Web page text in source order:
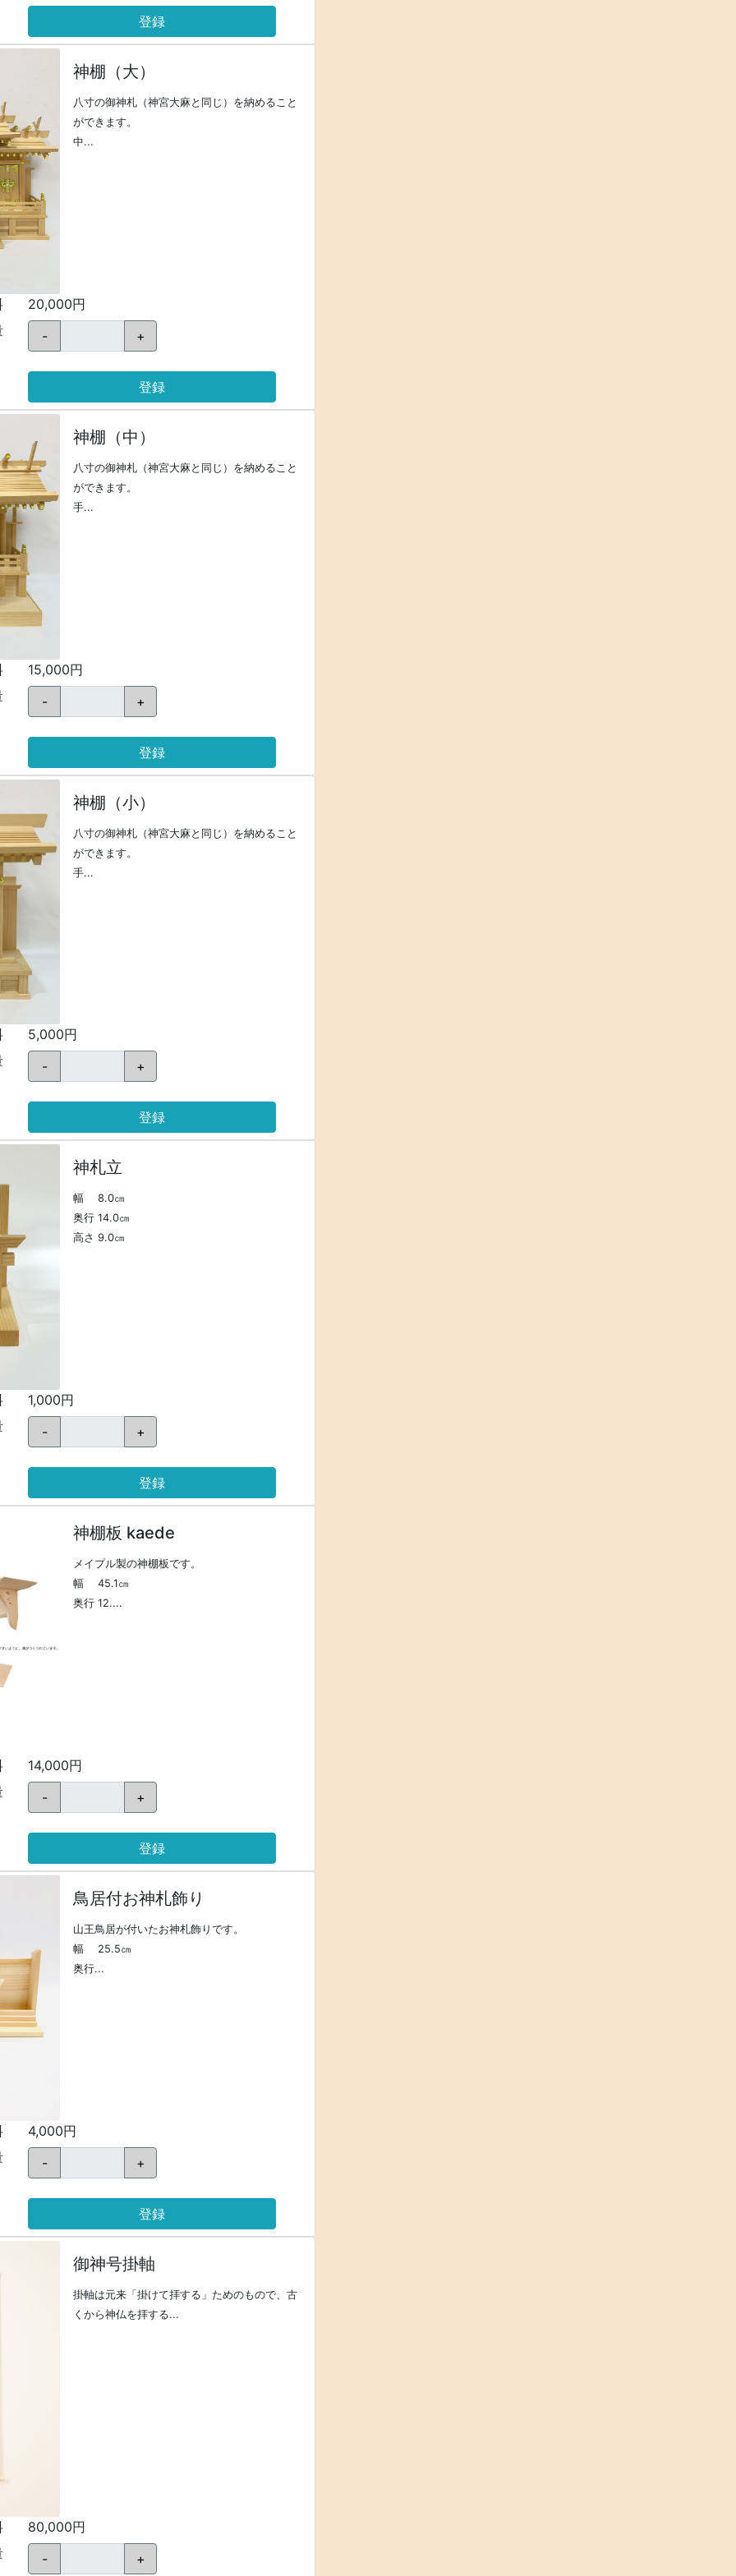
登録
神棚（大）
八寸の御神札（神宮大麻と同じ）を納めること
ができます。
中...
20,000円
- +
登録
神棚（中）
八寸の御神札（神宮大麻と同じ）を納めること
ができます。
手...
15,000円
- +
登録
神棚（小）
八寸の御神札（神宮大麻と同じ）を納めること
ができます。
手...
5,000円
- +
登録
神札立
幅 8.0㎝
奥行 14.0㎝
高さ 9.0㎝
1,000円
- +
登録
神棚板 kaede
メイプル製の神棚板です。
幅 45.1㎝
奥行 12....
14,000円
- +
登録
鳥居付お神札飾り
山王鳥居が付いたお神札飾りです。
幅 25.5㎝
奥行...
4,000円
- +
登録
御神号掛軸
掛軸は元来「掛けて拝する」ためのもので、古
くから神仏を拝する...
80,000円
- +